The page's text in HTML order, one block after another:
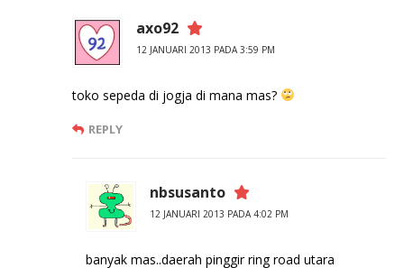
axo92
12 JANUARI 2013 PADA 3:59 PM
toko sepeda di jogja di mana mas?
REPLY
nbsusanto
12 JANUARI 2013 PADA 4:02 PM
banyak mas..daerah pinggir ring road utara